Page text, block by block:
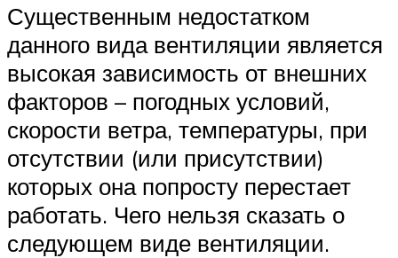
Существенным недостатком
данного вида вентиляции является
высокая зависимость от внешних
факторов – погодных условий,
скорости ветра, температуры, при
отсутствии (или присутствии)
которых она попросту перестает
работать. Чего нельзя сказать о
следующем виде вентиляции.